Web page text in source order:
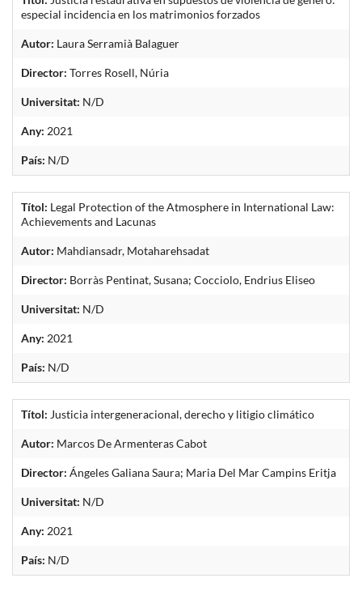
especial incidencia en los matrimonios forzados
Autor: Laura Serramià Balaguer
Director: Torres Rosell, Núria
Universitat: N/D
Any: 2021
País: N/D
Títol: Legal Protection of the Atmosphere in International Law:
Achievements and Lacunas
Autor: Mahdiansadr, Motaharehsadat
Director: Borràs Pentinat, Susana; Cocciolo, Endrius Eliseo
Universitat: N/D
Any: 2021
País: N/D
Títol: Justicia intergeneracional, derecho y litigio climático
Autor: Marcos De Armenteras Cabot
Director: Ángeles Galiana Saura; Maria Del Mar Campins Eritja
Universitat: N/D
Any: 2021
País: N/D